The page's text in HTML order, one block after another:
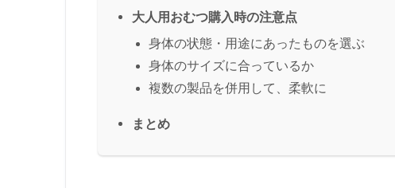
大人用おむつ購入時の注意点
身体の状態・用途にあったものを選ぶ
身体のサイズに合っているか
複数の製品を併用して、柔軟に
まとめ